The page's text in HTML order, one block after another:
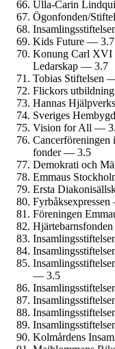
Ulla-Carin
Ögonfonden/­
Kids Future — 3.7
Konung Carl XVI
Ledarskap — 3.7
Tobias Stiftelsen
Flickors
Hannas
Sveriges
Vision for All —
fonder — 3.5
Demokrati och
Emmaus
Ersta
Föreningen
— 3.5
Kolmårdens